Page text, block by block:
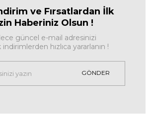
ve Fırsatlardan İlk
Haberiniz Olsun !
güncel e-mail adresinizi
hızlıca yararlanın !
GÖNDER